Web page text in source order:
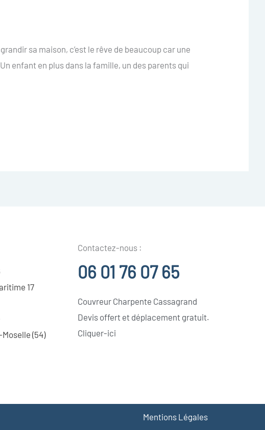
sa maison, c’est le rêve de beaucoup car une
enfant en plus dans la famille, un des parents qui
17
(54)
Contactez-nous :
06 01 76 07 65
Couvreur Charpente Cassagrand
Devis offert et déplacement gratuit.
Cliquer-ici
Mentions Légales